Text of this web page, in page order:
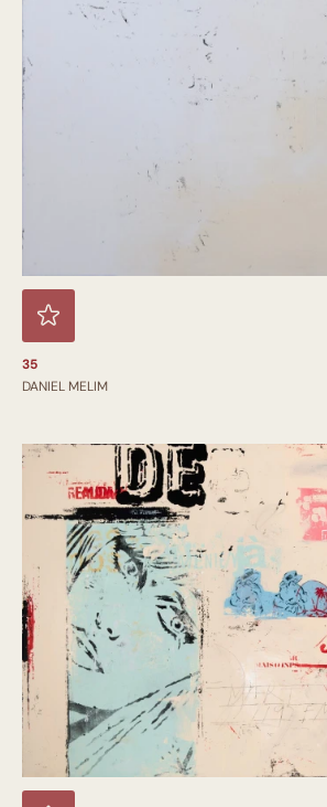
35
DANIEL MELIM